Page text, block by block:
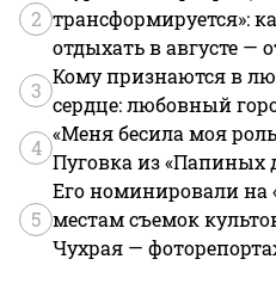
2 трансформируется»:
отдыхать в августе —
3
Кому признаются в
сердце: любовный
4
«Меня бесила моя
Пуговка из «Папиных
5
Его номинировали на
местам съемок
Чухрая —